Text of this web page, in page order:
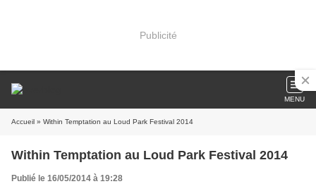
Publicité
MENU
Accueil » Within Temptation au Loud Park Festival 2014
Within Temptation au Loud Park Festival 2014
Publié le 16/05/2014 à 19:28